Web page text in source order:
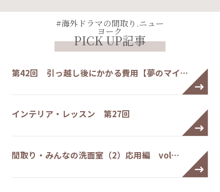
#海外ドラマの間取り.ニュー
ヨーク
PICK UP記事
第42回 引っ越し後にかかる費用【夢のマイ…
インテリア・レッスン 第27回
間取り・みんなの洗面室（2）応用編 vol…